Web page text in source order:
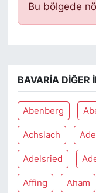
Bu bölgede
BAVARIA DIĞER
Abenberg
Achslach
Adelsried
Affing Aham